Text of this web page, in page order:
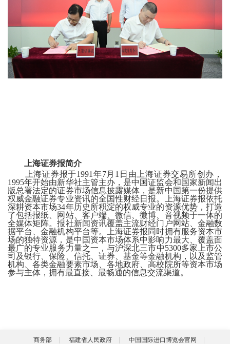
上海证券报简介
上海证券报于1991年7月1日由上海证券交易所创办，
1995年开始由新华社主管主办，是中国证监会和国家新闻出
版总署法定的证券市场信息披露媒体，是新中国第一份提供
权威金融证券专业资讯的全国性财经日报。上海证券报依托
深耕资本市场34年历史所积淀的权威专业的资源优势，打造
了包括报纸、网站、客户端、微信、微博、音视频于一体的
全媒体矩阵。报社新闻资讯覆盖主流财经门户网站、金融数
据平台、金融机构平台等。上海证券报同时拥有服务资本市
场的独特资源，是中国资本市场体系中影响力最大、覆盖面
最广的专业服务力量之一，与沪深北三市中5300多家上市公
司及银行、保险、信托、证券、基金等金融机构，以及监管
机构、各类金融要素市场、各地政府、高校院所等资本市场
参与主体，拥有最直接、最畅通的信息交流渠道。
商务部 福建省人民政府 中国国际进口博览会官网